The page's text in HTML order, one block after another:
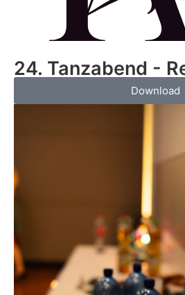
24. Tanzabend -
Download